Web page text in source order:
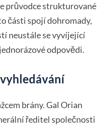
průvodce strukturované
části spojí dohromady,
neustále se vyvíjející
odpovědi.
brány. Gal Orian
ředitel společnosti